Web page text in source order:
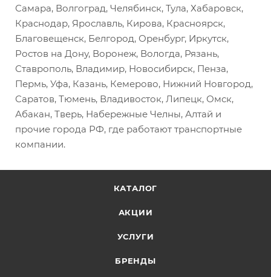
Самара, Волгоград, Челябинск, Тула, Хабаровск,
Краснодар, Ярославль, Кирова, Красноярск,
Благовещенск, Белгород, Оренбург, Иркутск,
Ростов на Дону, Воронеж, Вологда, Рязань,
Ставрополь, Владимир, Новосибирск, Пенза,
Пермь, Уфа, Казань, Кемерово, Нижний Новгород,
Саратов, Тюмень, Владивосток, Липецк, Омск,
Абакан, Тверь, Набережные Челны, Алтай и
прочие города РФ, где работают транспортные
компании.
КАТАЛОГ
АКЦИИ
УСЛУГИ
БРЕНДЫ